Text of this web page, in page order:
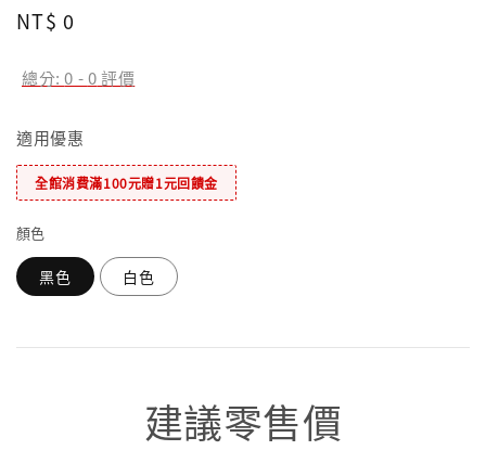
Regular
NT$ 0
總分:0 -0評價
適用優惠
全館消費滿100元贈1元回饋金
顏色
黑色 白色
建議零售價